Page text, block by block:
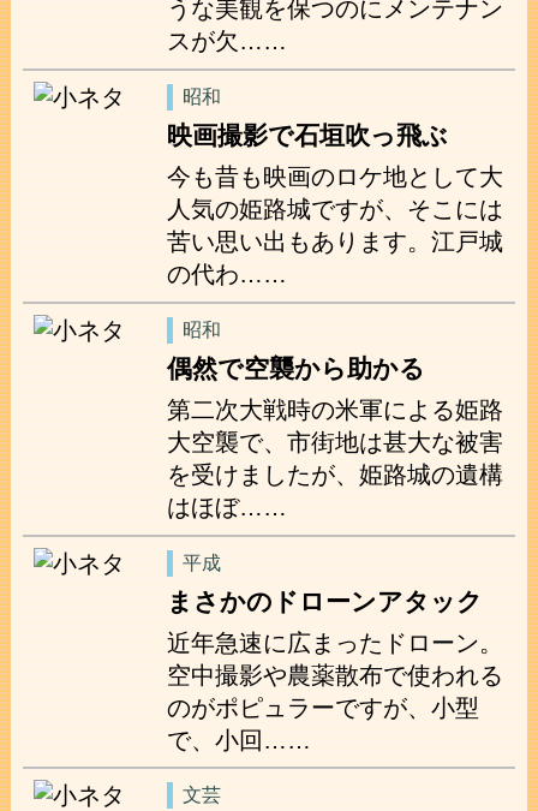
うな美観を保つのにメンテナン
スが欠……
昭和
映画撮影で石垣吹っ飛ぶ
今も昔も映画のロケ地として大
人気の姫路城ですが、そこには
苦い思い出もあります。江戸城
の代わ……
昭和
偶然で空襲から助かる
第二次大戦時の米軍による姫路
大空襲で、市街地は甚大な被害
を受けましたが、姫路城の遺構
はほぼ……
平成
まさかのドローンアタック
近年急速に広まったドローン。
空中撮影や農薬散布で使われる
のがポピュラーですが、小型
で、小回……
文芸